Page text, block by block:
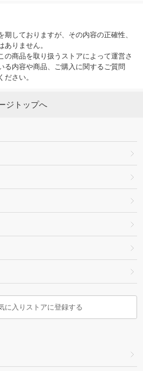
しておりますが、その内容の正確性、
りません。
の商品を取り扱うストアによって運営さ
る内容や商品、ご購入に関するご質問
さい。
ジトップへ
に入りストアに登録する